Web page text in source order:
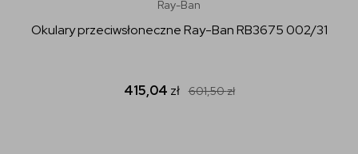
Ray-Ban
Okulary przeciwsłoneczne Ray-Ban RB3675 002/31
415,04 zł 601,50zł